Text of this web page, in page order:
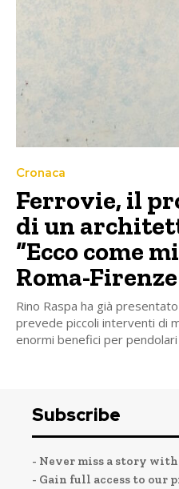
Cronaca
Ferrovie, il
di un
“Ecco come
Roma-Firenze
Rino Raspa ha già
prevede piccoli interventi di
enormi benefici per
Subscribe
- Never miss a story
- Gain full access to our